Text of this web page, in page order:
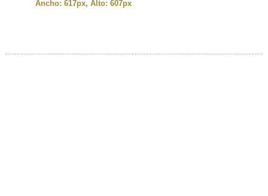
Ancho: 617px, Alto: 607px